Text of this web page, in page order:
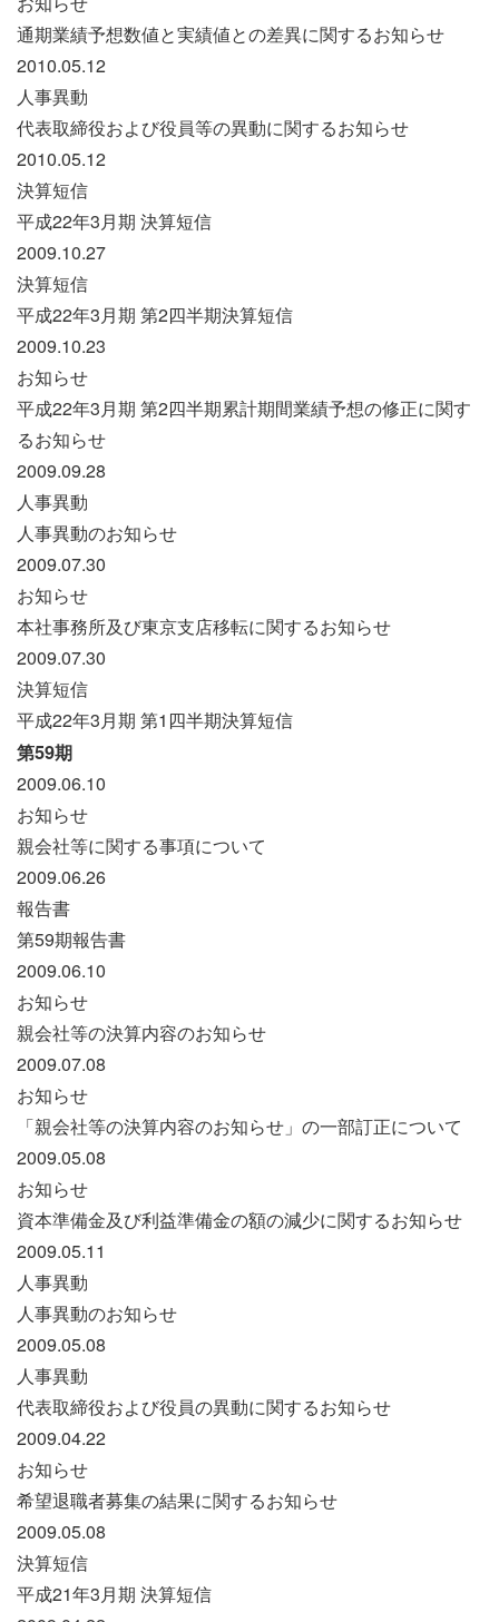
通期業績予想数値と実績値との差異に関するお知らせ
2010.05.12
人事異動
代表取締役および役員等の異動に関するお知らせ
2010.05.12
決算短信
平成22年3月期 決算短信
2009.10.27
決算短信
平成22年3月期 第2四半期決算短信
2009.10.23
お知らせ
平成22年3月期 第2四半期累計期間業績予想の修正に関す
るお知らせ
2009.09.28
人事異動
人事異動のお知らせ
2009.07.30
お知らせ
本社事務所及び東京支店移転に関するお知らせ
2009.07.30
決算短信
平成22年3月期 第1四半期決算短信
第59期
2009.06.10
お知らせ
親会社等に関する事項について
2009.06.26
報告書
第59期報告書
2009.06.10
お知らせ
親会社等の決算内容のお知らせ
2009.07.08
お知らせ
「親会社等の決算内容のお知らせ」の一部訂正について
2009.05.08
お知らせ
資本準備金及び利益準備金の額の減少に関するお知らせ
2009.05.11
人事異動
人事異動のお知らせ
2009.05.08
人事異動
代表取締役および役員の異動に関するお知らせ
2009.04.22
お知らせ
希望退職者募集の結果に関するお知らせ
2009.05.08
決算短信
平成21年3月期 決算短信